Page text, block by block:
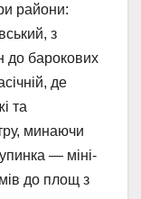
райони:
з
до барокових
де
та
минаючи
— міні-
до площ з